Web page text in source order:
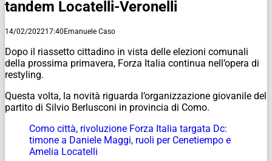
tandem Locatelli-Veronelli
14/02/202217:40Emanuele Caso
Dopo il riassetto cittadino in vista delle elezioni comunali
della prossima primavera, Forza Italia continua nell’opera di
restyling.
Questa volta, la novità riguarda l’organizzazione giovanile del
partito di Silvio Berlusconi in provincia di Como.
Como città, rivoluzione Forza Italia targata Dc:
timone a Daniele Maggi, ruoli per Cenetiempo e
Amelia Locatelli